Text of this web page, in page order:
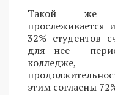
Такой же
прослеживается
32% студентов
для нее -
этим согласны